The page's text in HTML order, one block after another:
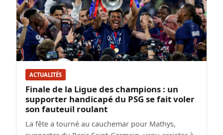
ACTUALITÉS
Finale de la Ligue des champions : un
supporter handicapé du PSG se fait voler
son fauteuil roulant
La fête a tourné au cauchemar pour Mathys,